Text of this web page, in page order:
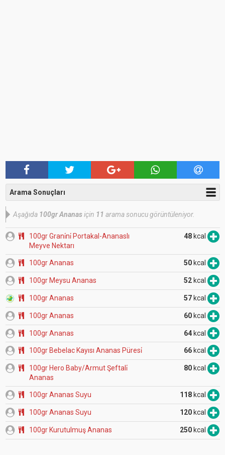
Arama Sonuçları
Aşağıda 100gr Ananasiçin 11 arama sonucu görüntüleniyor.
100gr Grani̇ni̇ Portakal-Ananaslı
Meyve Nektarı
48 kcal
100gr Ananas 50 kcal
100gr Meysu Ananas 52 kcal
100gr Ananas 57 kcal
100gr Ananas 60 kcal
100gr Ananas 64kcal
100gr Bebelac Kayısı Ananas Püresi̇ 66 kcal
100gr Hero Baby/Armut Şeftali̇
Ananas
80 kcal
100gr Ananas Suyu 118 kcal
100gr Ananas Suyu 120 kcal
100gr Kurutulmuş Ananas 250 kcal